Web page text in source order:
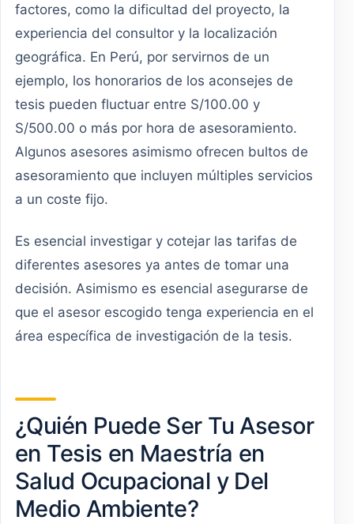
factores, como la dificultad del proyecto, la
experiencia del consultor y la localización
geográfica. En Perú, por servirnos de un
ejemplo, los honorarios de los aconsejes de
tesis pueden fluctuar entre S/100.00 y
S/500.00 o más por hora de asesoramiento.
Algunos asesores asimismo ofrecen bultos de
asesoramiento que incluyen múltiples servicios
a un coste fijo.
Es esencial investigar y cotejar las tarifas de
diferentes asesores ya antes de tomar una
decisión. Asimismo es esencial asegurarse de
que el asesor escogido tenga experiencia en el
área específica de investigación de la tesis.
¿Quién Puede Ser Tu Asesor
en Tesis en Maestría en
Salud Ocupacional y Del
Medio Ambiente?